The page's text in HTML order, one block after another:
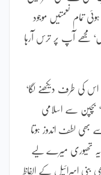
تمام نعمتیں موجود
مجھے آپ پر ترس آرہا
اس کی طرف دیکھنے لگا‘
بچپن سے اسلامی
بھی لطف اندوز ہوتا
تھیوری میرے لیے
بنی اسرائیل کے الفاظ